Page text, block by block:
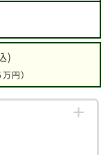
)
円）